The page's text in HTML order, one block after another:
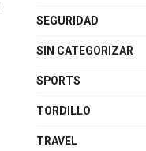
SEGURIDAD
SIN CATEGORIZAR
SPORTS
TORDILLO
TRAVEL